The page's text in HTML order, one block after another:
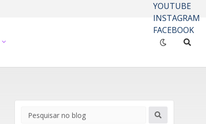
YOUTUBE
INSTAGRAM
FACEBOOK